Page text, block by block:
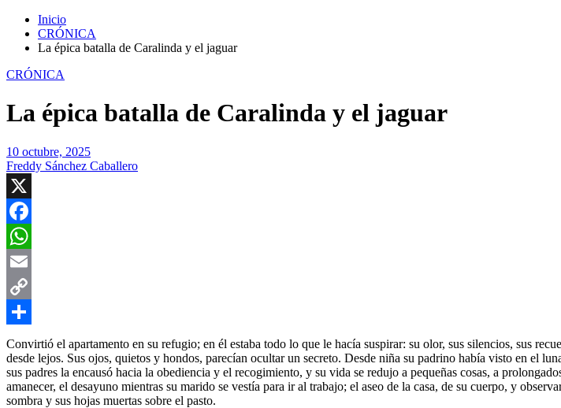
Inicio
CRÓNICA
La épica batalla de Caralinda y el jaguar
CRÓNICA
La épica batalla de Caralinda y el jaguar
10 octubre, 2025
Freddy Sánchez Caballero
X
Facebook
WhatsApp
Email
Copy
Link
Compartir
Convirtió el apartamento en su refugio; en él estaba todo lo que le hacía suspirar: su olor, sus silencios, sus
desde lejos. Sus ojos, quietos y hondos, parecían ocultar un secreto. Desde niña su padrino había visto en el
sus padres la encausó hacia la obediencia y el recogimiento, y su vida se redujo a pequeñas cosas, a
amanecer, el desayuno mientras su marido se vestía para ir al trabajo; el aseo de la casa, de su cuerpo, y
sombra y sus hojas muertas sobre el pasto.